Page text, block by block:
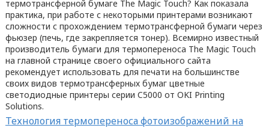
термотрансферной бумаге The Magic Touch? Как показала
практика, при работе с некоторыми принтерами возникают
сложности с прохождением термотрансферной бумаги через
фьюзер (печь, где закрепляется тонер). Всемирно известный
производитель бумаги для термопереноса The Magic Touch
на главной странице своего официального сайта
рекомендует использовать для печати на большинстве
своих видов термотрансферных бумаг цветные
светодиодные принтеры серии C5000 от OKI Printing
Solutions.
Технология термопереноса фотоизображений на